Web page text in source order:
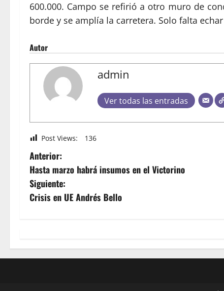
600.000. Campo se refirió a otro muro de
borde y se amplía la carretera. Solo falta
Autor
admin
Ver todas las entradas
Post Views: 136
Anterior:
Hasta marzo habrá insumos en el Victorino
Siguiente:
Crisis en UE Andrés Bello